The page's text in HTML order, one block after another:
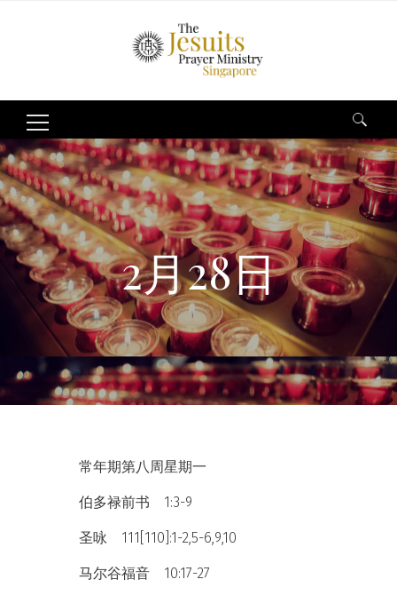
Search
for:
2月28日
常年期第八周星期一
伯多禄前书 1:3-9
圣咏 111[110]:1-2,5-6,9,10
马尔谷福音 10:17-27